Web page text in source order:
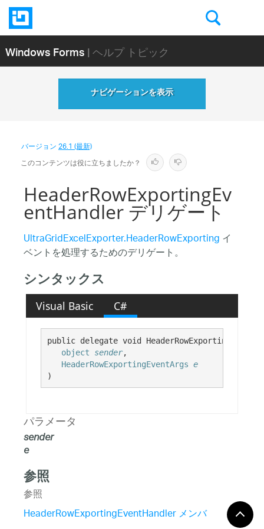
Windows Forms| ヘルプ トピック
ナビゲーションを表示
バージョン26.1 (最新)
このコンテンツは役に立ちましたか？
HeaderRowExportingEv
entHandler デリゲート
UltraGridExcelExporter.HeaderRowExportingイ
ベントを処理するためのデリゲート。
シンタックス
Visual Basic C#
public delegate void
object
sender,
HeaderRowExportingEventArgs e
)
パラメータ
sender
e
参照
参照
HeaderRowExportingEventHandler メンバ